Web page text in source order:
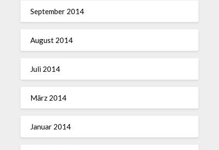
September 2014
August 2014
Juli 2014
März 2014
Januar 2014